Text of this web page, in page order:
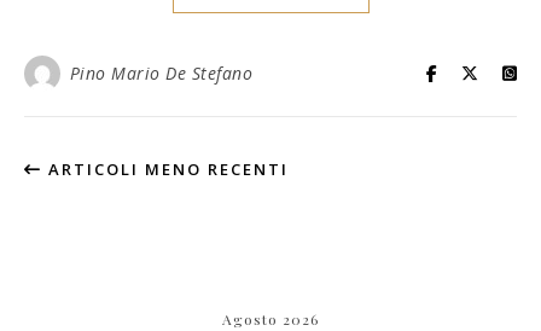
Pino Mario De Stefano
ARTICOLI MENO RECENTI
Agosto 2026